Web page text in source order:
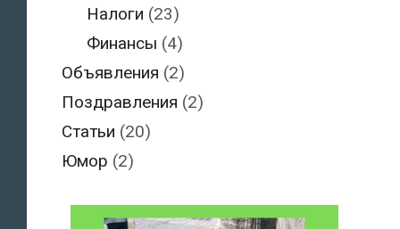
Налоги (23)
Финансы (4)
Объявления (2)
Поздравления (2)
Статьи (20)
Юмор (2)